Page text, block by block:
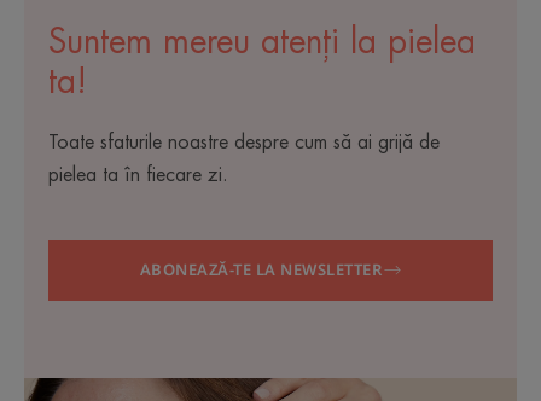
Suntem mereu atenți la pielea
ta!
Toate sfaturile noastre despre cum să ai grijă de
pielea ta în fiecare zi.
ABONEAZĂ-TE LA NEWSLETTER